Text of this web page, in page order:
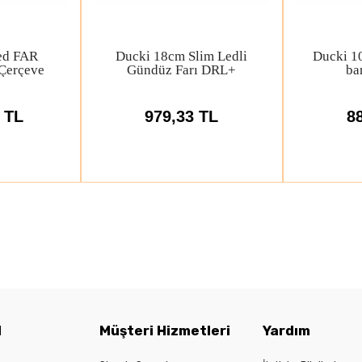
5D Led
TL
Amerikan 5li tepe park
lambası , Siyah kasa,
3.590,78 TL
Müşteri Hizmetleri Yardım